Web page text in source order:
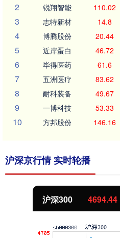
2 锐翔智能 110.02
3 志特新材 14.8
4 博腾股份 20.44
5 近岸蛋白 46.72
6 毕得医药 61.6
7 五洲医疗 83.62
8 耐科装备 49.67
9 一博科技 53.33
10 方邦股份 146.16
沪深京行情 实时轮播
沪深300 4694.44